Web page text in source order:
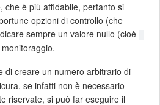
che è più affidabile, pertanto si
opzioni di controllo (che
sempre un valore nullo (cioè -
di creare un numero arbitrario di
se infatti non è necessario
riservate, si può far eseguire il